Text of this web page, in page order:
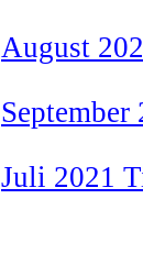
August
Juli 2021